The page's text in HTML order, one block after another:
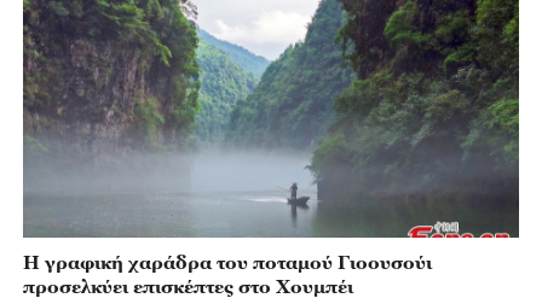
Η γραφική χαράδρα του ποταμού Γιοουσούι
προσελκύει επισκέπτες στο Χουμπέι